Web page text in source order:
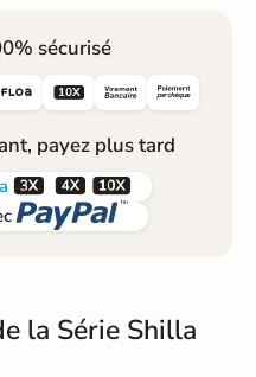
sécurisé
 
payez plus tard
 

la Série Shilla